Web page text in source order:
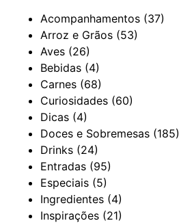
Acompanhamentos (37)
Arroz e Grãos (53)
Aves (26)
Bebidas (4)
Carnes (68)
Curiosidades (60)
Dicas (4)
Doces e Sobremesas (185)
Drinks (24)
Entradas (95)
Especiais (5)
Ingredientes (4)
Inspirações (21)